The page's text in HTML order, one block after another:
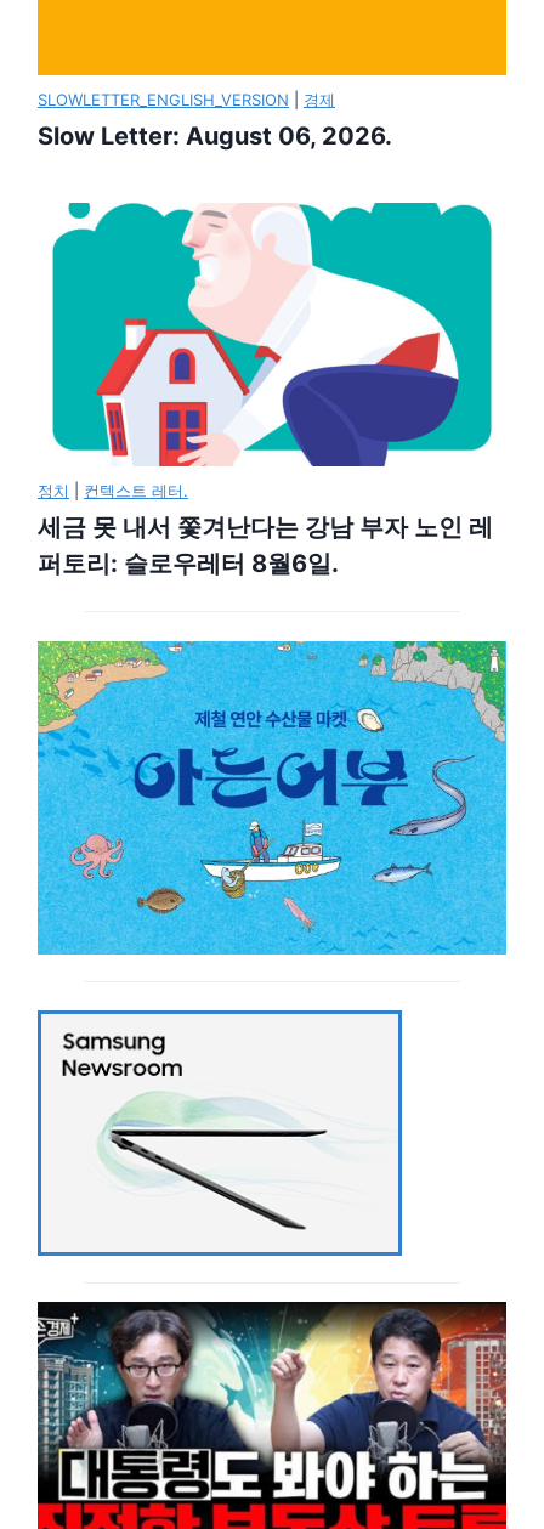
SLOWLETTER_ENGLISH_VERSION 경제
Slow Letter: August 06, 2026.
정치 컨텍스트 레터.
세금 못 내서 쫓겨난다는 강남 부자 노인 레
퍼토리: 슬로우레터 8월6일.